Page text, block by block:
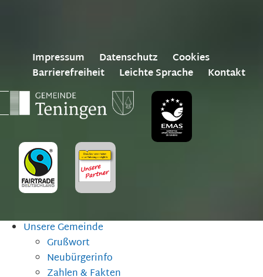
Impressum Datenschutz
Cookies
Barrierefreiheit
Leichte Sprache Kontakt
Unsere Gemeinde
Grußwort
Neubürgerinfo